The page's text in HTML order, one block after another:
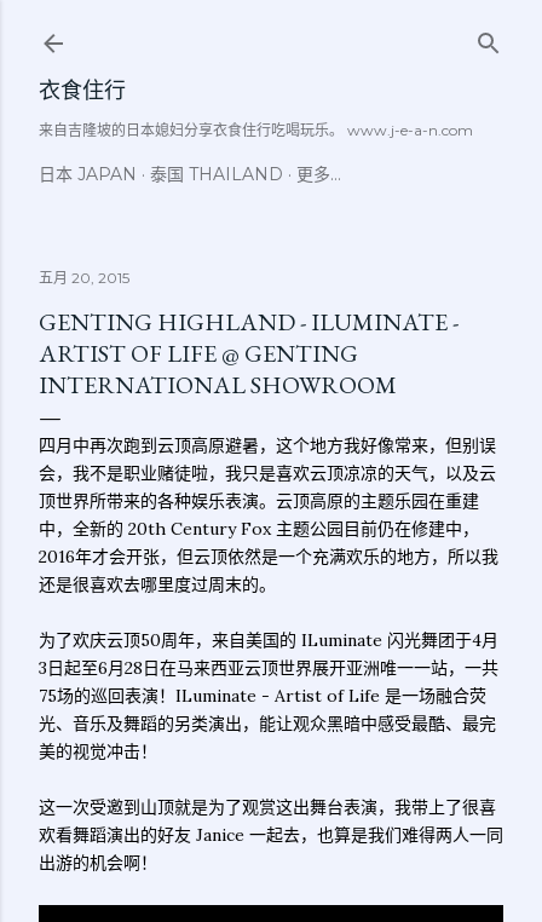
衣食住行
来自吉隆坡的日本媳妇分享衣食住行吃喝玩乐。 www.j-e-a-n.com
日本 JAPAN 泰国 THAILAND 更多…
五月 20, 2015
GENTING HIGHLAND - ILUMINATE -
ARTIST OF LIFE @ GENTING
INTERNATIONAL SHOWROOM
四月中再次跑到云顶高原避暑，这个地方我好像常来，但别误
会，我不是职业赌徒啦，我只是喜欢云顶凉凉的天气，以及云
顶世界所带来的各种娱乐表演。云顶高原的主题乐园在重建
中，全新的 20th Century Fox 主题公园目前仍在修建中，
2016年才会开张，但云顶依然是一个充满欢乐的地方，所以我
还是很喜欢去哪里度过周末的。
为了欢庆云顶50周年，来自美国的 ILuminate 闪光舞团于4月
3日起至6月28日在马来西亚云顶世界展开亚洲唯一一站，一共
75场的巡回表演！ILuminate - Artist of Life 是一场融合荧
光、音乐及舞蹈的另类演出，能让观众黑暗中感受最酷、最完
美的视觉冲击！
这一次受邀到山顶就是为了观赏这出舞台表演，我带上了很喜
欢看舞蹈演出的好友 Janice 一起去，也算是我们难得两人一同
出游的机会啊！